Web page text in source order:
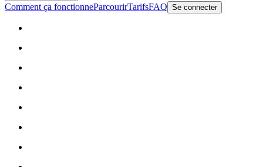
Comment ça fonctionneParcourirTarifsFAQ Se connecter